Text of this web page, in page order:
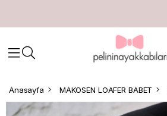
Anasayfa MAKOSEN LOAFER BABET